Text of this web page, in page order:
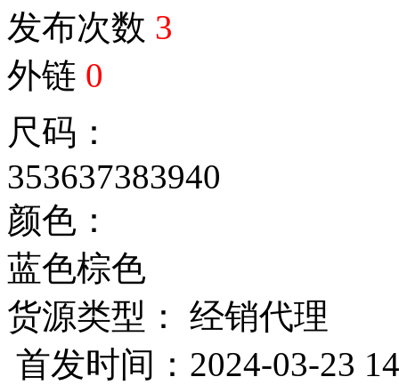
发布次数 3
外链 0
尺码：
353637383940
颜色：
蓝色棕色
货源类型： 经销代理
首发时间：2024-03-23